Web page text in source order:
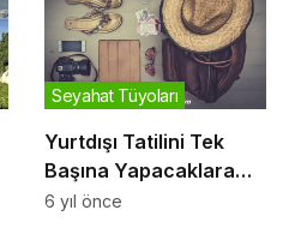
Yurtdışı Tatilini Tek
Başına Yapacaklara
Öneriler
Seyahat Tüyoları
6 yıl önce